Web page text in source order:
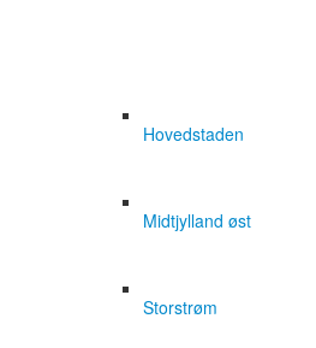
Hovedstaden
Midtjylland øst
Storstrøm